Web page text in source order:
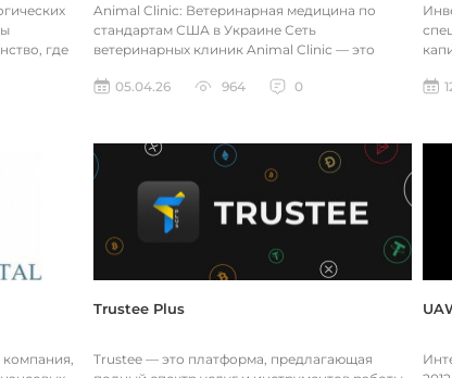
где
Animal Clinic: Ветеринарная медицина по
стандартам США в Украине Сеть
ветеринарных клиник Animal Clinic — это
05.04.26
964 0
компания,
Trustee Plus
Trustee — это платформа, предлагающая